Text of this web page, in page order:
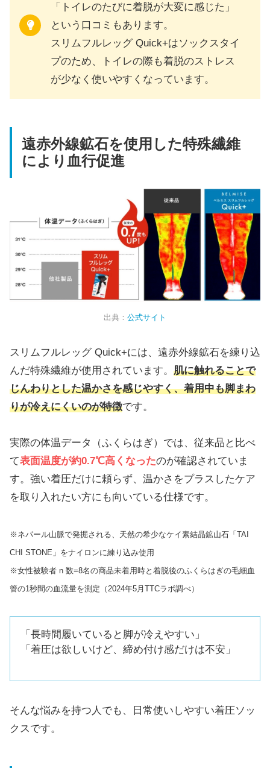
「トイレのたびに着脱が大変に感じた」
という口コミもあります。
スリムフルレッグ Quick+はソックスタイ
プのため、トイレの際も着脱のストレス
が少なく使いやすくなっています。
遠赤外線鉱石を使用した特殊繊維
により血行促進
出典： 公式サイト
スリムフルレッグ Quick+には、遠赤外線鉱石を練り込
んだ特殊繊維が使用されています。 肌に触れることで
じんわりとした温かさを感じやすく、着用中も脚まわ
りが冷えにくいのが特徴です。
実際の体温データ（ふくらはぎ）では、従来品と比べ
て表面温度が約0.7℃高くなったのが確認されていま
す。強い着圧だけに頼らず、温かさをプラスしたケア
を取り入れたい方にも向いている仕様です。
※ネパール山脈で発掘される、天然の希少なケイ素結晶鉱山石「TAI
CHI STONE」をナイロンに練り込み使用
※女性被験者 n 数=8名の商品未着用時と着脱後のふくらはぎの毛細血
管の1秒間の血流量を測定（2024年5月TTCラボ調べ）
「長時間履いていると脚が冷えやすい」
「着圧は欲しいけど、締め付け感だけは不安」
そんな悩みを持つ人でも、日常使いしやすい着圧ソッ
クスです。